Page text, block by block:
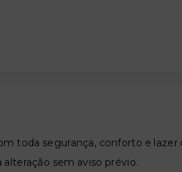
toda segurança, conforto e lazer
sem aviso prévio.